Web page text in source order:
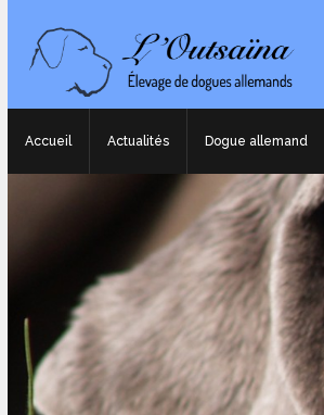
Accueil Actualités Dogue allemand